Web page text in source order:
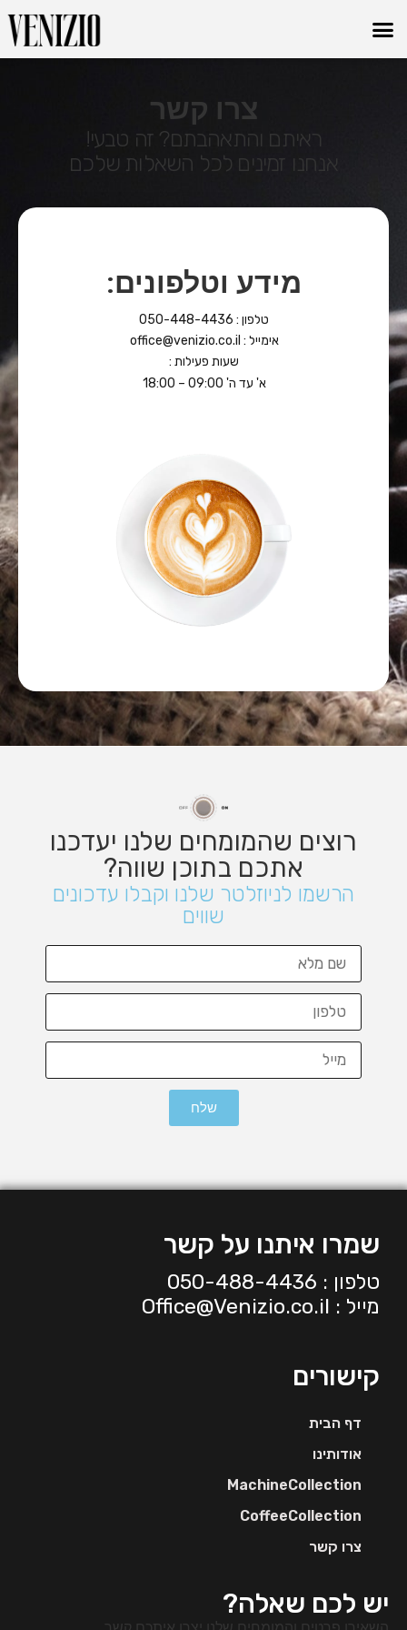
צרו קשר
ראיתם והתאהבתם? זה טבעי!
אנחנו זמינים לכל השאלות שלכם
מידע וטלפונים:
טלפון : 050-448-4436
אימייל : office@venizio.co.il
שעות פעילות :
א' עד ה' 09:00 – 18:00
רוצים שהמומחים שלנו יעדכנו
אתכם בתוכן שווה?
הרשמו לניוזלטר שלנו וקבלו עדכונים
שווים
שלח
יש לכם שאלה?
קישורים
דף הבית
אודותינו
MachineCollection
CoffeeCollection
צרו קשר
שמרו איתנו על קשר
טלפון : 050-488-4436
מייל : Office@Venizio.co.il